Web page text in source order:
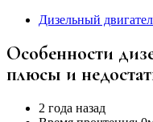
Дизельный
Особенности
плюсы и
2 года назад